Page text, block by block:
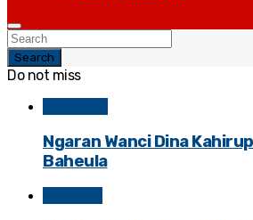
Search
Do not miss
Ngaran Wanci Dina
Baheula